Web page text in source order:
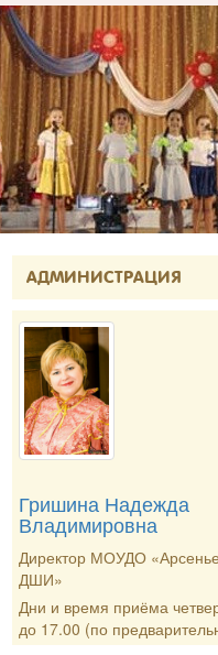
АДМИНИСТРАЦИЯ
Гришина Надежда
Владимировна
Директор МОУДО
ДШИ»
Дни и время приёма
до 17.00 (по